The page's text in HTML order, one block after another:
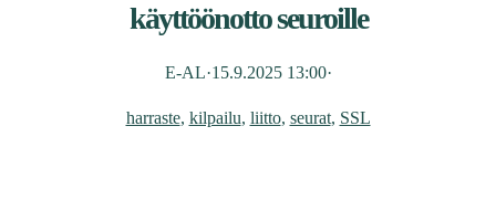
käyttöönotto seuroille
E-AL·15.9.2025 13:00·
harraste, kilpailu, liitto, seurat, SSL